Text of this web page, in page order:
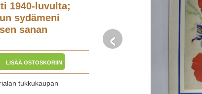
1940-luvulta;
sydämeni
sanan
‹
LISÄÄ OSTOSKORIIN
tukkukaupan